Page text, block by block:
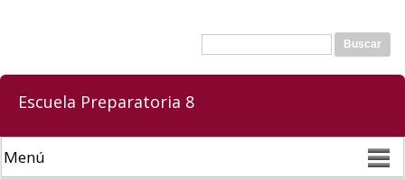
Formulario de búsqueda
Buscar
Escuela Preparatoria 8